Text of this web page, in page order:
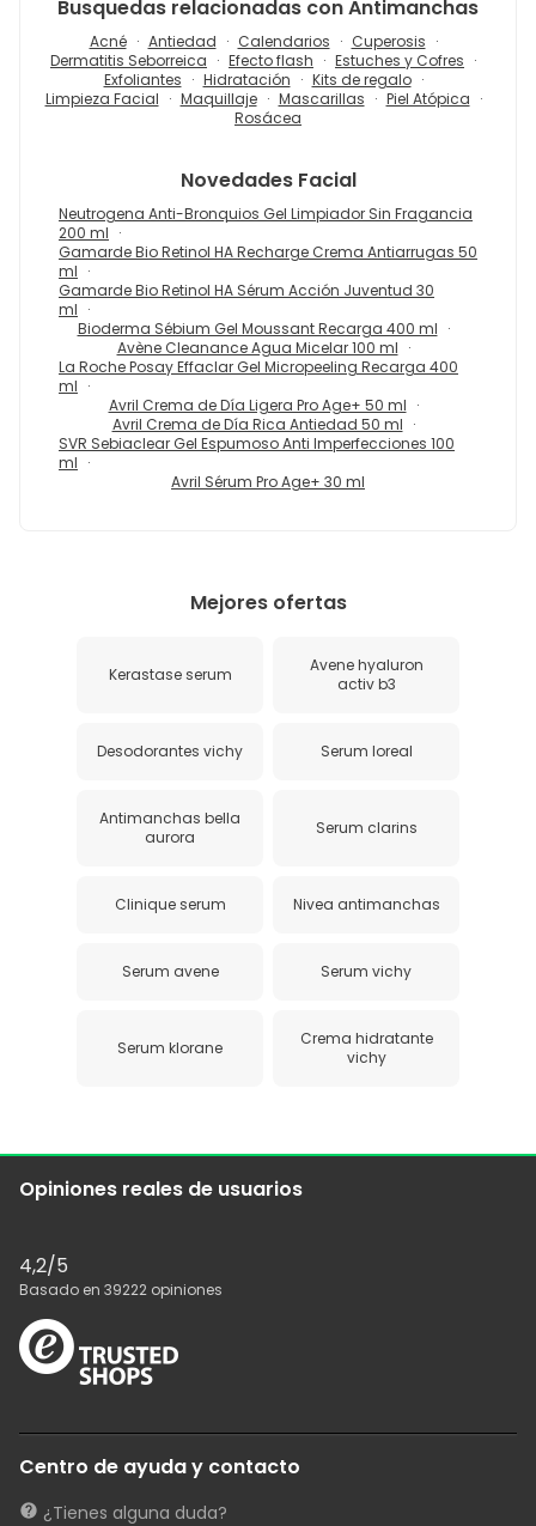
Busquedas relacionadas con Antimanchas
Acné Antiedad Calendarios
Cuperosis
Dermatitis Seborreica
Efecto flash
Estuches y Cofres
Exfoliantes
Hidratación
Kits de regalo
Limpieza Facial
Maquillaje Mascarillas
Piel Atópica
Rosácea
Novedades Facial
Neutrogena Anti-Bronquios Gel Limpiador Sin Fragancia
200 ml
Gamarde Bio Retinol HA Recharge Crema Antiarrugas 50
ml
Gamarde Bio Retinol HA Sérum Acción Juventud 30
ml
Bioderma Sébium Gel Moussant Recarga 400 ml
Avène Cleanance Agua Micelar 100 ml
La Roche Posay Effaclar Gel Micropeeling Recarga 400
ml
Avril Crema de Día Ligera Pro Age+ 50 ml
Avril Crema de Día Rica Antiedad 50 ml
SVR Sebiaclear Gel Espumoso Anti Imperfecciones 100
ml
Avril Sérum Pro Age+ 30 ml
Mejores ofertas
Kerastase serum
Avene hyaluron
activ b3
Desodorantes vichy Serum loreal
Antimanchas bella
aurora
Serum clarins
Clinique serum Nivea antimanchas
Serum avene Serum vichy
Serum klorane
Crema hidratante
vichy
Opiniones reales de usuarios
4,2/5
Basado en 39222 opiniones
Centro de ayuda y contacto
¿Tienes alguna duda?